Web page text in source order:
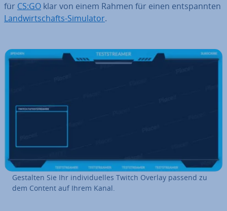
für CS:GO klar von einem Rahmen für einen ent­spann­ten
Land­wirt­schafts-Simulator.
Gestalten Sie Ihr in­di­vi­du­el­les Twitch Overlay passend zu
dem Content auf Ihrem Kanal.